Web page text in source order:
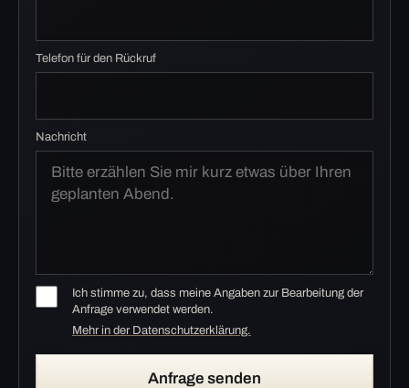
Telefon für den Rückruf
Nachricht
Ich stimme zu, dass meine Angaben zur Bearbeitung der
Anfrage verwendet werden.
Mehr in der Datenschutzerklärung.
Anfrage senden